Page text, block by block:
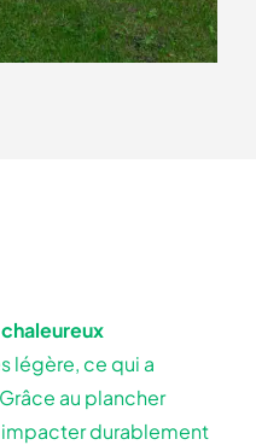
légère, ce qui a
au plancher
impacter durablement